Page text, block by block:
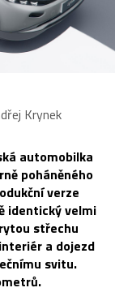
Krynek
automobilka
poháněného
verze
identický velmi
střechu
a dojezd
svitu.